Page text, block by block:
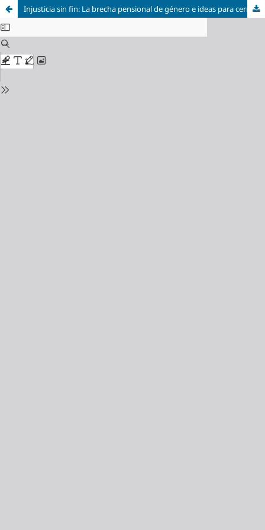
Injusticia sin fin: La brecha pensional de género e ideas para cerrarla